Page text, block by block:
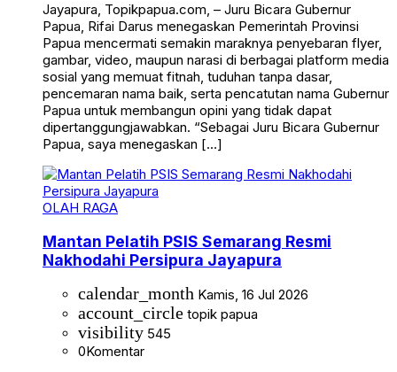
Jayapura, Topikpapua.com, – Juru Bicara Gubernur
Papua, Rifai Darus menegaskan Pemerintah Provinsi
Papua mencermati semakin maraknya penyebaran flyer,
gambar, video, maupun narasi di berbagai platform media
sosial yang memuat fitnah, tuduhan tanpa dasar,
pencemaran nama baik, serta pencatutan nama Gubernur
Papua untuk membangun opini yang tidak dapat
dipertanggungjawabkan. “Sebagai Juru Bicara Gubernur
Papua, saya menegaskan […]
OLAH RAGA
Mantan Pelatih PSIS Semarang Resmi
Nakhodahi Persipura Jayapura
calendar_month Kamis, 16 Jul 2026
account_circle topik papua
visibility 545
0Komentar